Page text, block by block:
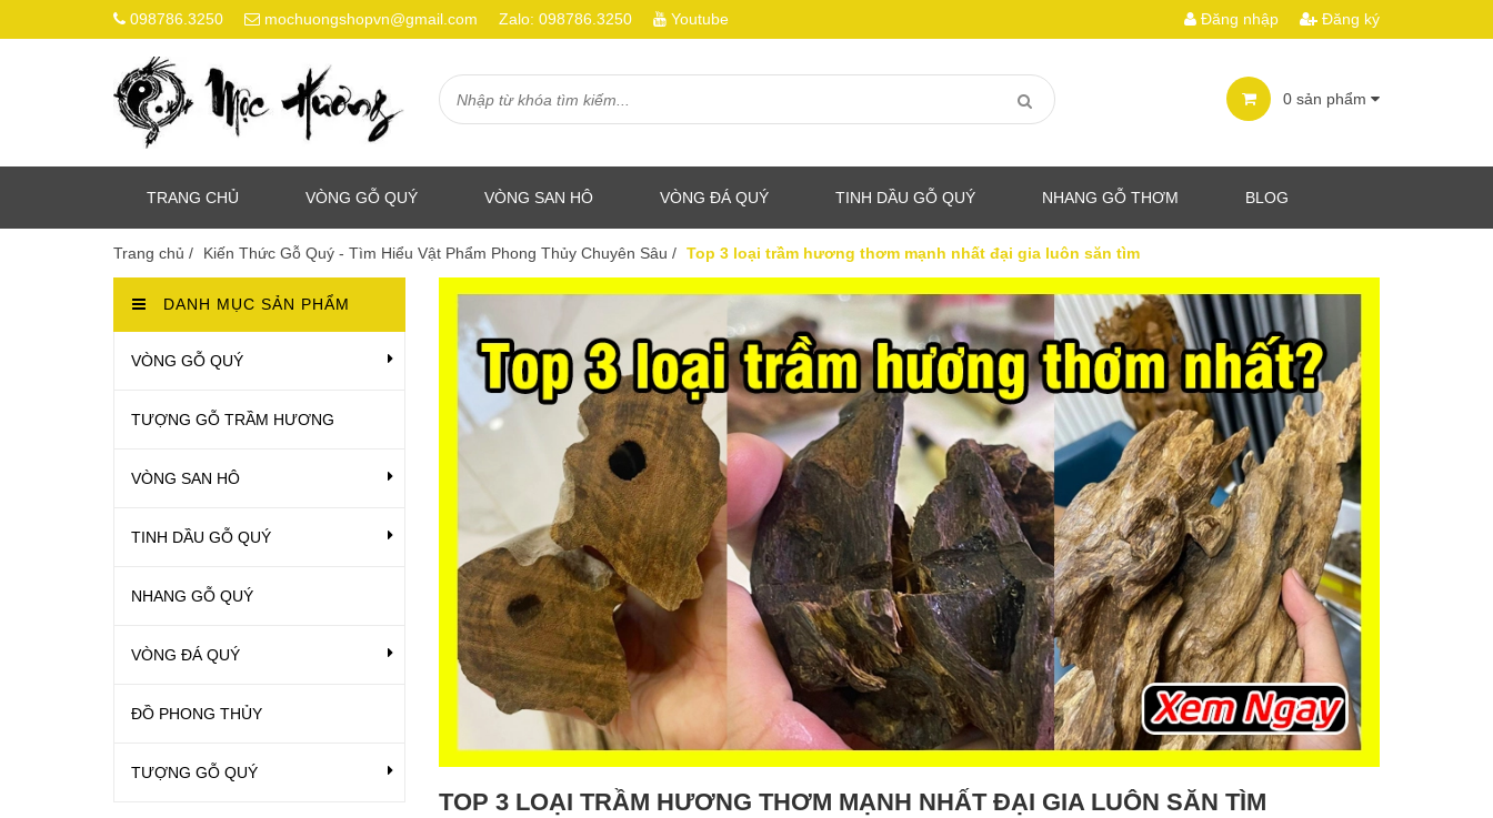
098786.3250 mochuongshopvn@gmail.com Zalo: 098786.3250 Youtube Đăng nhập Đăng ký
0 sản phẩm
TRANG CHỦ VÒNG GỖ QUÝ VÒNG SAN HÔ VÒNG ĐÁ QUÝ TINH DẦU GỖ QUÝ NHANG GỖ THƠM BLOG
Trang chủ / Kiến Thức Gỗ Quý - Tìm Hiểu Vật Phẩm Phong Thủy Chuyên Sâu / Top 3 loại trầm hương thơm mạnh nhất đại gia luôn săn tìm
TOP 3 LOẠI TRẦM HƯƠNG THƠM MẠNH NHẤT ĐẠI GIA LUÔN SĂN TÌM
DANH MỤC SẢN PHẨM
VÒNG GỖ QUÝ
TƯỢNG GỖ TRẦM HƯƠNG
VÒNG SAN HÔ
TINH DẦU GỖ QUÝ
NHANG GỖ QUÝ
VÒNG ĐÁ QUÝ
ĐỒ PHONG THỦY
TƯỢNG GỖ QUÝ